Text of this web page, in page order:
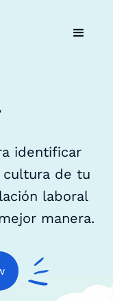
identificar
de tu
laboral
manera.